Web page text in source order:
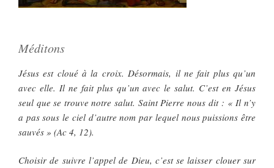
Méditons
Jésus est cloué à la croix. Désormais, il ne fait plus qu’un
avec elle. Il ne fait plus qu’un avec le salut. C’est en Jésus
seul que se trouve notre salut. Saint Pierre nous dit : « Il n’y
a pas sous le ciel d’autre nom par lequel nous puissions être
sauvés » (Ac 4, 12).
Choisir de suivre l’appel de Dieu, c’est se laisser clouer sur